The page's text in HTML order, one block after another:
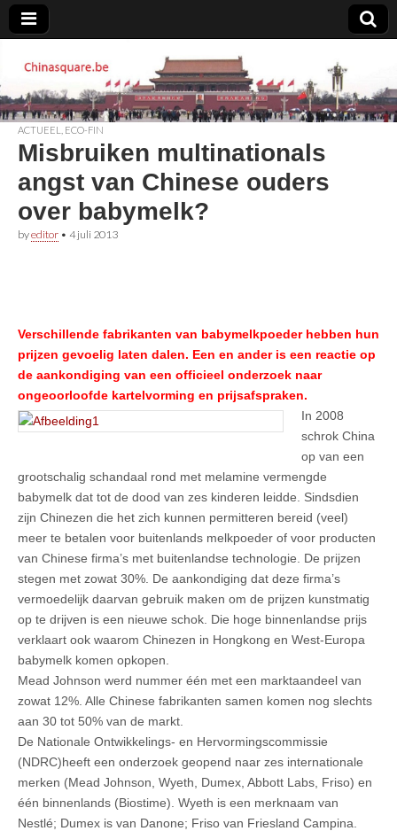
Chinasquare.be
ACTUEEL ECO-FIN
Misbruiken multinationals
angst van Chinese ouders
over babymelk?
byeditor • 4 juli 2013
Verschillende fabrikanten van babymelkpoeder hebben hun
prijzen gevoelig laten dalen. Een en ander is een reactie op
de aankondiging van een officieel onderzoek naar
ongeoorloofde kartelvorming en prijsafspraken.
In 2008
schrok China
op van een
grootschalig schandaal rond met melamine vermengde
babymelk dat tot de dood van zes kinderen leidde. Sindsdien
zijn Chinezen die het zich kunnen permitteren bereid (veel)
meer te betalen voor buitenlands melkpoeder of voor producten
van Chinese firma’s met buitenlandse technologie. De prijzen
stegen met zowat 30%. De aankondiging dat deze firma’s
vermoedelijk daarvan gebruik maken om de prijzen kunstmatig
op te drijven is een nieuwe schok. Die hoge binnenlandse prijs
verklaart ook waarom Chinezen in Hongkong en West-Europa
babymelk komen opkopen.
Mead Johnson werd nummer één met een marktaandeel van
zowat 12%. Alle Chinese fabrikanten samen komen nog slechts
aan 30 tot 50% van de markt.
De Nationale Ontwikkelings- en Hervormingscommissie
(NDRC)heeft een onderzoek geopend naar zes internationale
merken (Mead Johnson, Wyeth, Dumex, Abbott Labs, Friso) en
één binnenlands (Biostime). Wyeth is een merknaam van
Nestlé; Dumex is van Danone; Friso van Friesland Campina.